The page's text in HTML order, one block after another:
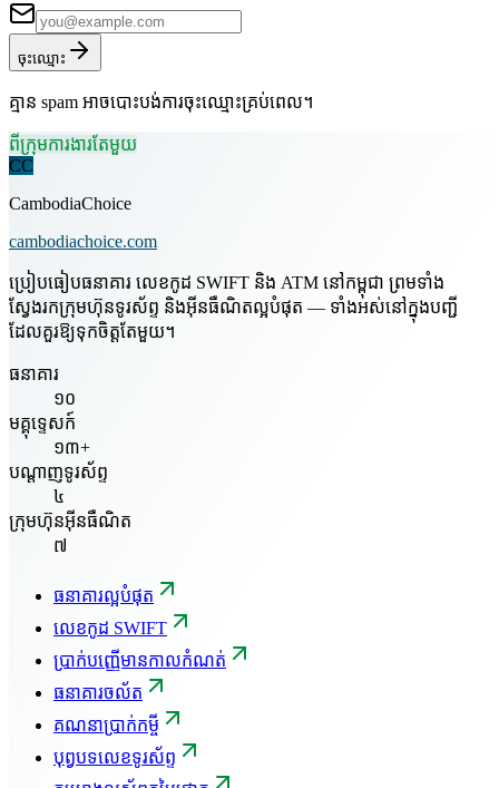
ចុះឈ្មោះ
គ្មាន spam អាចបោះបង់ការចុះឈ្មោះគ្រប់ពេល។
ពីក្រុមការងារតែមួយ
CC
CambodiaChoice
cambodiachoice.com
ប្រៀបធៀបធនាគារ លេខកូដ SWIFT និង ATM នៅកម្ពុជា ព្រមទាំង
ស្វែងរកក្រុមហ៊ុនទូរស័ព្ទ និងអ៊ីនធឺណិតល្អបំផុត — ទាំងអស់នៅក្នុងបញ្ជី
ដែលគួរឱ្យទុកចិត្តតែមួយ។
ធនាគារ
១០
មគ្គុទ្ទេសក៍
១៣+
បណ្តាញទូរស័ព្ទ
៤
ក្រុមហ៊ុនអ៊ីនធឺណិត
៧
ធនាគារល្អបំផុត
លេខកូដ SWIFT
ប្រាក់បញ្ញើមានកាលកំណត់
ធនាគារចល័ត
គណនាប្រាក់កម្ចី
បុព្វបទលេខទូរស័ព្ទ